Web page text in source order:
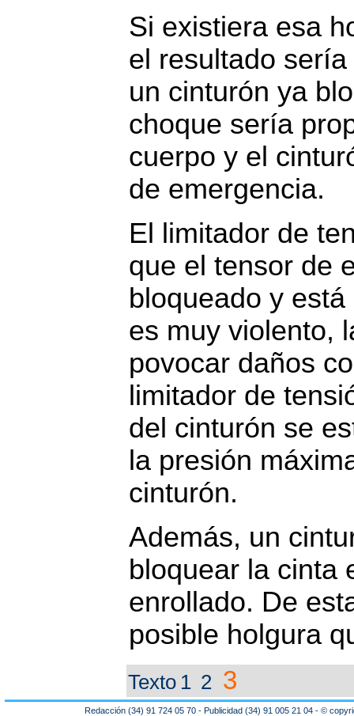
Si existiera esa
el resultado
un cinturón ya
choque sería
cuerpo y el
de emergencia.
El limitador de
que el tensor de
bloqueado y
es muy violento,
povocar daños
limitador de
del cinturón se
la presión
cinturón.
Además, un
bloquear la cinta
enrollado. De
posible holgura
Texto 1 2 3
Redacción (34) 91 724 05 70 - Publicidad (34) 91 005 21 04 - ©